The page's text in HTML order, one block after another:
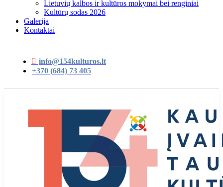
Lietuvių kalbos ir kultūros mokymai bei renginiai
Kultūrų sodas 2026
Galerija
Kontaktai
info@154kulturos.lt
+370 (684) 73 405